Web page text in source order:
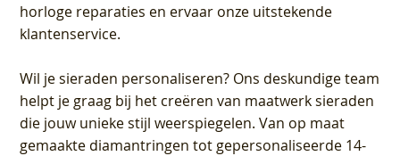
horloge reparaties en ervaar onze uitstekende
klantenservice.
Wil je sieraden personaliseren? Ons deskundige team
helpt je graag bij het creëren van maatwerk sieraden
die jouw unieke stijl weerspiegelen. Van op maat
gemaakte diamantringen tot gepersonaliseerde 14-